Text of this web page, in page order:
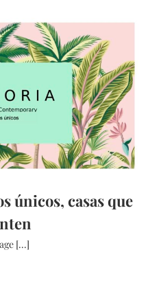
únicos, casas que
[...]